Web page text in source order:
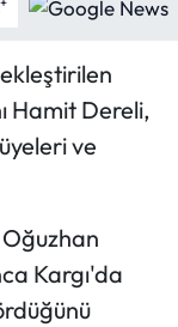
Hamit Dereli,
ve
Kargı'da